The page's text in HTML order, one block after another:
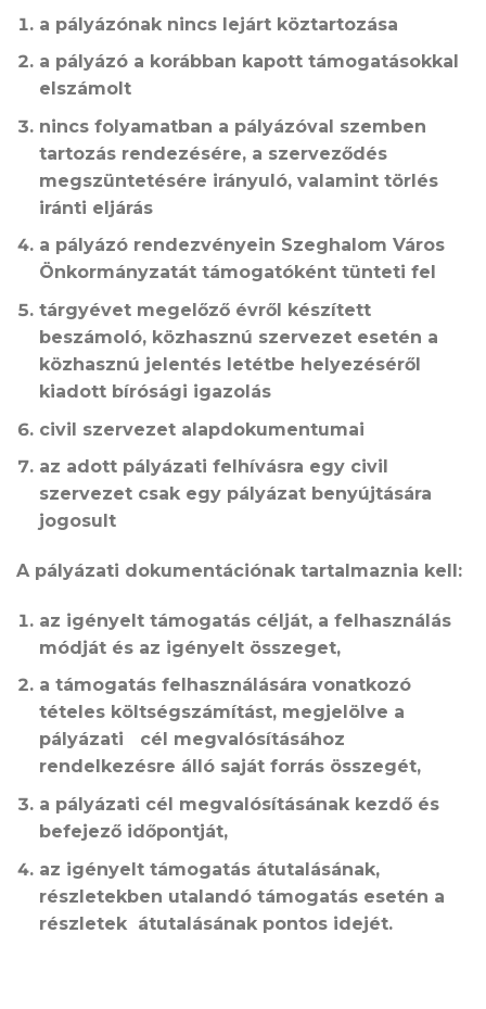
a pályázónak nincs lejárt köztartozása
a pályázó a korábban kapott támogatásokkal
elszámolt
nincs folyamatban a pályázóval szemben
tartozás rendezésére, a szerveződés
megszüntetésére irányuló, valamint törlés
iránti eljárás
a pályázó rendezvényein Szeghalom Város
Önkormányzatát támogatóként tünteti fel
tárgyévet megelőző évről készített
beszámoló, közhasznú szervezet esetén a
közhasznú jelentés letétbe helyezéséről
kiadott bírósági igazolás
civil szervezet alapdokumentumai
az adott pályázati felhívásra egy civil
szervezet csak egy pályázat benyújtására
jogosult
A pályázati dokumentációnak tartalmaznia kell:
az igényelt támogatás célját, a felhasználás
módját és az igényelt összeget,
a támogatás felhasználására vonatkozó
tételes költségszámítást, megjelölve a
pályázati cél megvalósításához
rendelkezésre álló saját forrás összegét,
a pályázati cél megvalósításának kezdő és
befejező időpontját,
az igényelt támogatás átutalásának,
részletekben utalandó támogatás esetén a
részletek átutalásának pontos idejét.